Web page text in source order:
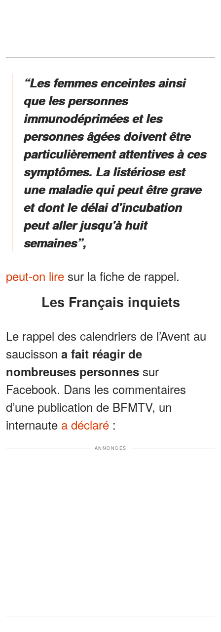
“Les femmes enceintes ainsi
que les personnes
immunodéprimées et les
personnes âgées doivent être
particulièrement attentives à ces
symptômes. La listériose est
une maladie qui peut être grave
et dont le délai d'incubation
peut aller jusqu'à huit
semaines”,
peut-on lire sur la fiche de rappel.
Les Français inquiets
Le rappel des calendriers de l’Avent au
saucisson a fait réagir de
nombreuses personnes sur
Facebook. Dans les commentaires
d’une publication de BFMTV, un
internaute a déclaré :
ANNONCES